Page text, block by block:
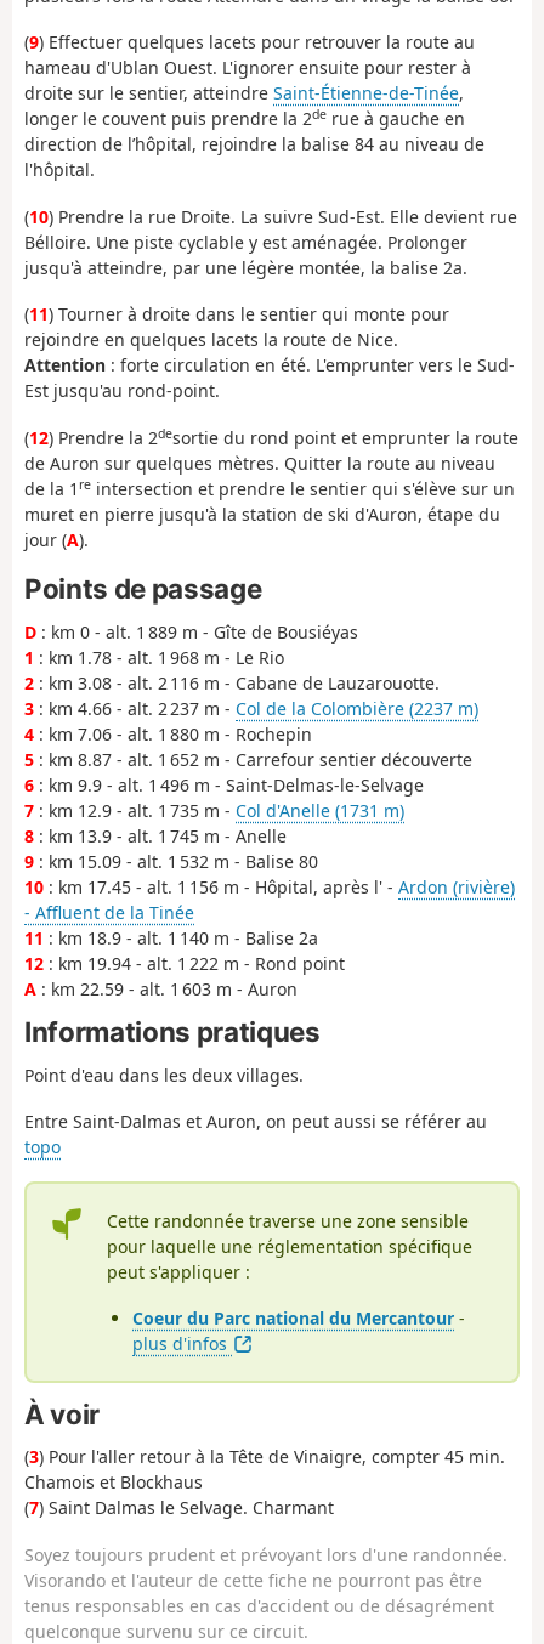
(9) Effectuer quelques lacets pour retrouver la route au
hameau d'Ublan Ouest. L'ignorer ensuite pour rester à
droite sur le sentier, atteindre Saint-Étienne-de-Tinée,
longer le couvent puis prendre la 2de rue à gauche en
direction de l’hôpital, rejoindre la balise 84 au niveau de
l'hôpital.
(10) Prendre la rue Droite. La suivre Sud-Est. Elle devient rue
Bélloire. Une piste cyclable y est aménagée. Prolonger
jusqu'à atteindre, par une légère montée, la balise 2a.
(11) Tourner à droite dans le sentier qui monte pour
rejoindre en quelques lacets la route de Nice.
Attention : forte circulation en été. L'emprunter vers le Sud-
Est jusqu'au rond-point.
(12) Prendre la 2desortie du rond point et emprunter la route
de Auron sur quelques mètres. Quitter la route au niveau
de la 1 re intersection et prendre le sentier qui s'élève sur un
muret en pierre jusqu'à la station de ski d'Auron, étape du
jour (A).
Points de passage
D : km 0 - alt. 1 889 m - Gîte de Bousiéyas
1 : km 1.78 - alt. 1 968 m - Le Rio
2 : km 3.08 - alt. 2 116 m - Cabane de Lauzarouotte.
3 : km 4.66 - alt. 2 237 m - Col de la Colombière (2237 m)
4 : km 7.06 - alt. 1 880 m - Rochepin
5 : km 8.87 - alt. 1 652 m - Carrefour sentier découverte
6 : km 9.9 - alt. 1 496 m - Saint-Delmas-le-Selvage
7 : km 12.9 - alt. 1 735 m - Col d'Anelle (1731 m)
8 : km 13.9 - alt. 1 745 m - Anelle
9 : km 15.09 - alt. 1 532 m - Balise 80
10 : km 17.45 - alt. 1 156 m - Hôpital, après l' - Ardon (rivière)
- Affluent de la Tinée
11 : km 18.9 - alt. 1 140 m - Balise 2a
12 : km 19.94 - alt. 1 222 m - Rond point
A : km 22.59 - alt. 1 603 m - Auron
Informations pratiques
Point d'eau dans les deux villages.
Entre Saint-Dalmas et Auron, on peut aussi se référer au
topo
Cette randonnée traverse une zone sensible
pour laquelle une réglementation spécifique
peut s'appliquer :
Coeur du Parc national du Mercantour -
plus d'infos
À voir
(3) Pour l'aller retour à la Tête de Vinaigre, compter 45 min.
Chamois et Blockhaus
(7) Saint Dalmas le Selvage. Charmant
Soyez toujours prudent et prévoyant lors d'une randonnée.
Visorando et l'auteur de cette fiche ne pourront pas être
tenus responsables en cas d'accident ou de désagrément
quelconque survenu sur ce circuit.